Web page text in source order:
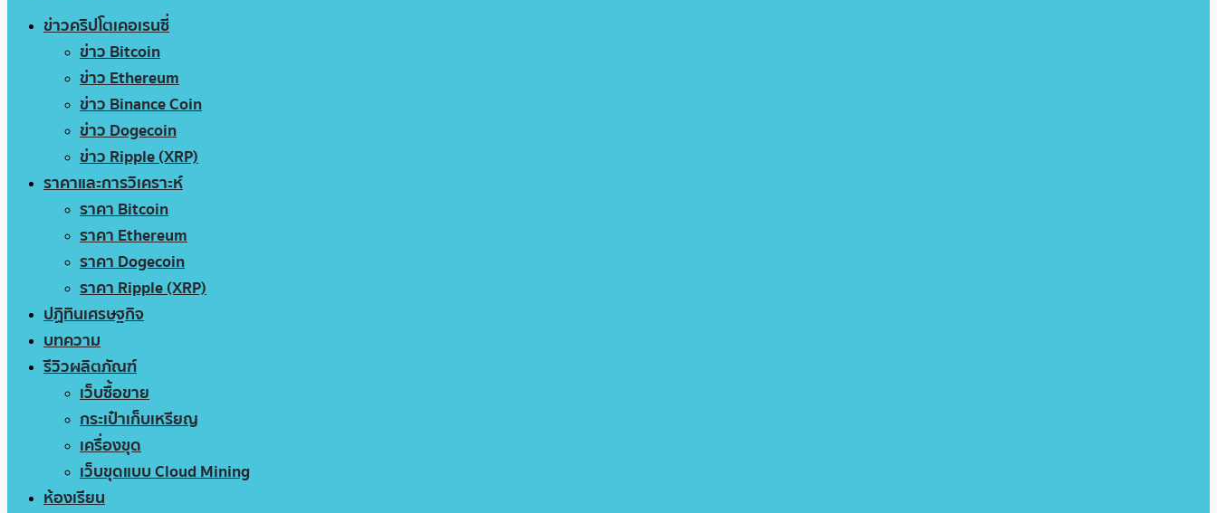
ข่าวคริปโตเคอเรนซี่
ข่าว Bitcoin
ข่าว Ethereum
ข่าว Binance Coin
ข่าว Dogecoin
ข่าว Ripple (XRP)
ราคาและการวิเคราะห์
ราคา Bitcoin
ราคา Ethereum
ราคา Dogecoin
ราคา Ripple (XRP)
ปฏิทินเศรษฐกิจ
บทความ
รีวิวผลิตภัณฑ์
เว็บซื้อขาย
กระเป๋าเก็บเหรียญ
เครื่องขุด
เว็บขุดแบบ Cloud Mining
ห้องเรียน